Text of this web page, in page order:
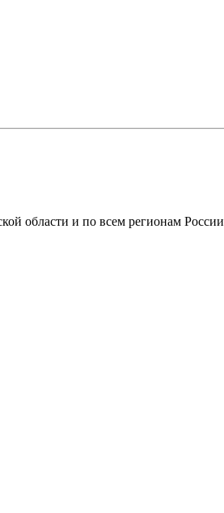
области и по всем регионам России